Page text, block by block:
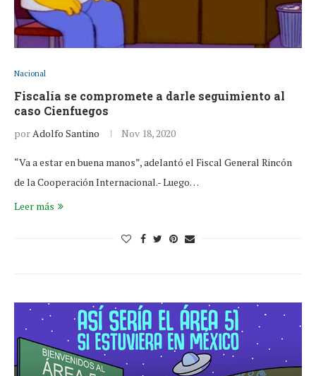
Nacional
Fiscalía se compromete a darle seguimiento al
caso Cienfuegos
porAdolfo Santino Nov 18, 2020
“Va a estar en buena manos”, adelantó el Fiscal General Rincón
de la Cooperación Internacional.- Luego…
Leer más